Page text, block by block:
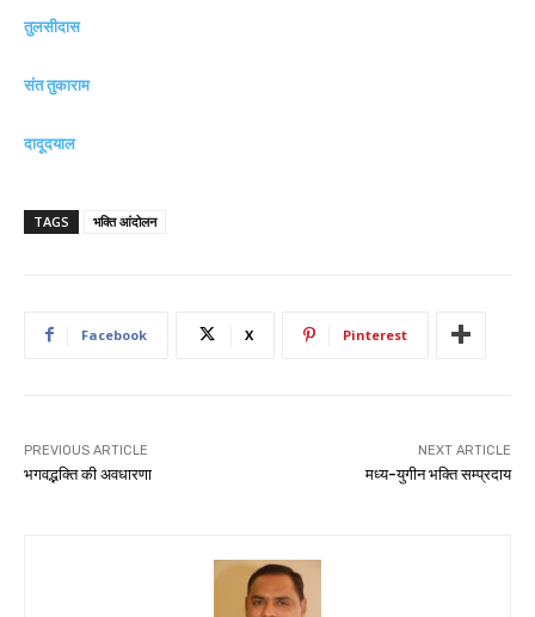
तुलसीदास
संत तुकाराम
दादूदयाल
TAGS भक्ति आंदोलन
Facebook X Pinterest
PREVIOUS ARTICLE
भगवद्भक्ति की अवधारणा
NEXT ARTICLE
मध्य-युगीन भक्ति सम्प्रदाय